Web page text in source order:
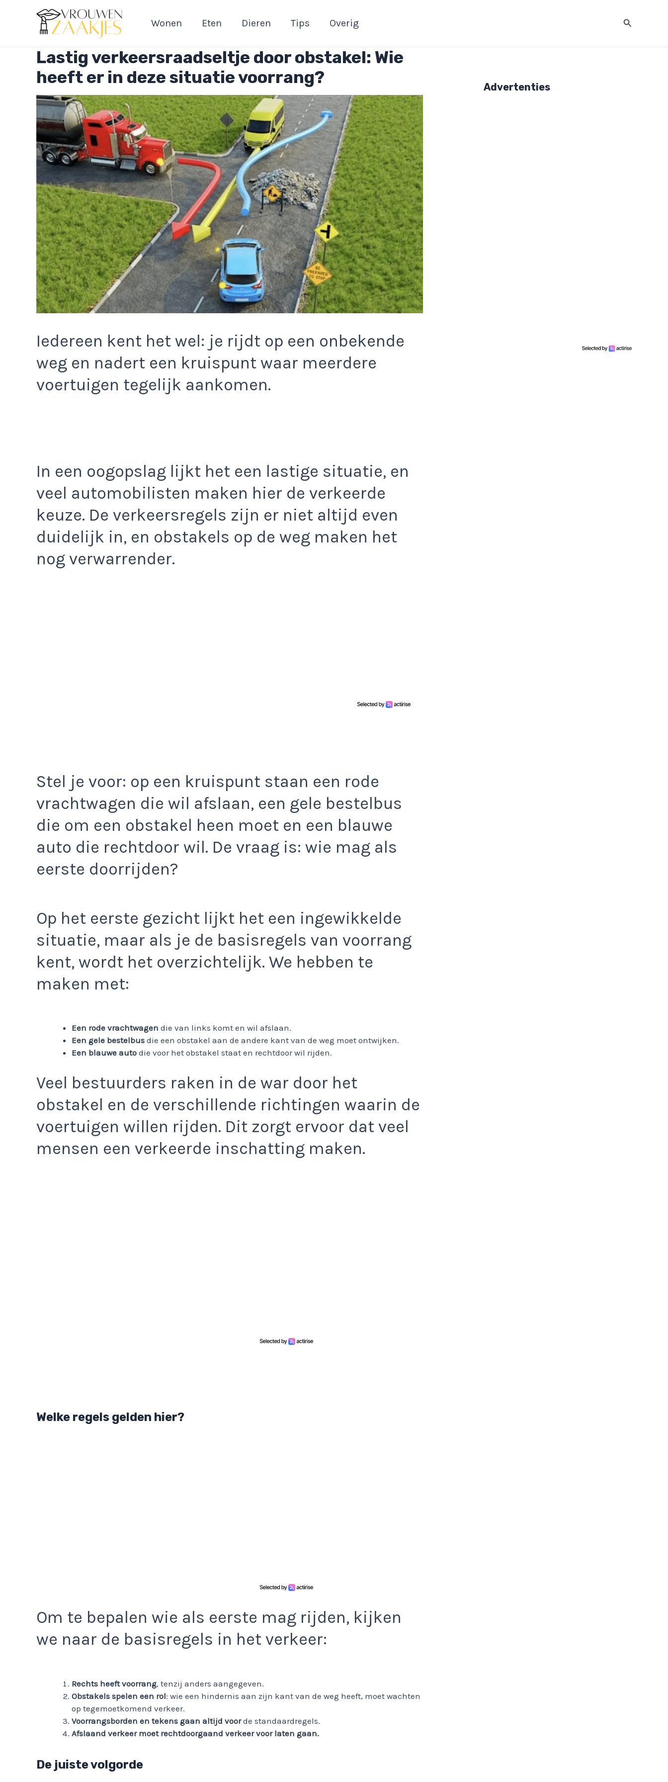
Wonen Eten Dieren Tips Overig Zoeken
Lastig verkeersraadseltje door obstakel: Wie
heeft er in deze situatie voorrang?
Iedereen kent het wel: je rijdt op een onbekende
weg en nadert een kruispunt waar meerdere
voertuigen tegelijk aankomen.
In een oogopslag lijkt het een lastige situatie, en
veel automobilisten maken hier de verkeerde
keuze. De verkeersregels zijn er niet altijd even
duidelijk in, en obstakels op de weg maken het
nog verwarrender.
Stel je voor: op een kruispunt staan een rode
vrachtwagen die wil afslaan, een gele bestelbus
die om een obstakel heen moet en een blauwe
auto die rechtdoor wil. De vraag is: wie mag als
eerste doorrijden?
Op het eerste gezicht lijkt het een ingewikkelde
situatie, maar als je de basisregels van voorrang
kent, wordt het overzichtelijk. We hebben te
maken met:
Een rode vrachtwagen die van links komt en wil afslaan.
Een gele bestelbus die een obstakel aan de andere kant van de weg moet ontwijken.
Een blauwe auto die voor het obstakel staat en rechtdoor wil rijden.
Veel bestuurders raken in de war door het
obstakel en de verschillende richtingen waarin de
voertuigen willen rijden. Dit zorgt ervoor dat veel
mensen een verkeerde inschatting maken.
Welke regels gelden hier?
Om te bepalen wie als eerste mag rijden, kijken
we naar de basisregels in het verkeer:
Rechts heeft voorrang, tenzij anders aangegeven.
Obstakels spelen een rol: wie een hindernis aan zijn kant van de weg heeft, moet wachten
op tegemoetkomend verkeer.
Voorrangsborden en tekens gaan altijd voorde standaardregels.
Afslaand verkeer moet rechtdoorgaand verkeer voor laten gaan.
De juiste volgorde
Advertenties